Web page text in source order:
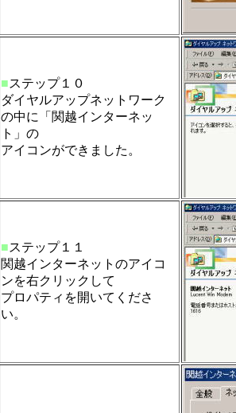
■ステップ１０
ダイヤルアップネットワーク
の中に「関越インターネッ
ト」の
アイコンができました。
■ステップ１１
関越インターネットのアイコ
ンを右クリックして
プロパティを開いてくださ
い。